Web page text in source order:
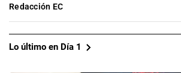
Redacción EC
Lo último en Día 1